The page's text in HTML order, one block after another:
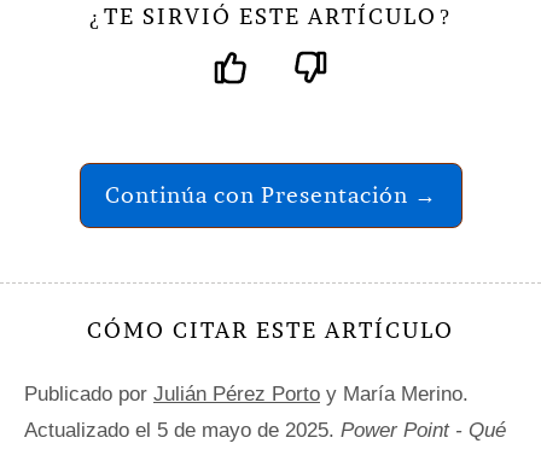
¿ TE SIRVIÓ ESTE ARTÍCULO ?
Continúa con Presentación →
CÓMO CITAR ESTE ARTÍCULO
Publicado por Julián Pérez Porto y María Merino.
Actualizado el 5 de mayo de 2025. Power Point - Qué